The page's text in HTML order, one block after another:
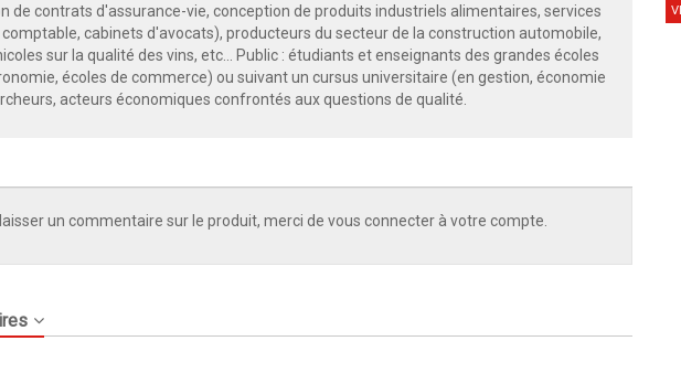
de contrats d'assurance-vie, conception de produits industriels alimentaires, services
cabinets d'avocats), producteurs du secteur de la construction automobile,
sur la qualité des vins, etc... Public : étudiants et enseignants des grandes écoles
écoles de commerce) ou suivant un cursus universitaire (en gestion, économie
acteurs économiques confrontés aux questions de qualité.
un commentaire sur le produit, merci de vous connecter à votre compte.